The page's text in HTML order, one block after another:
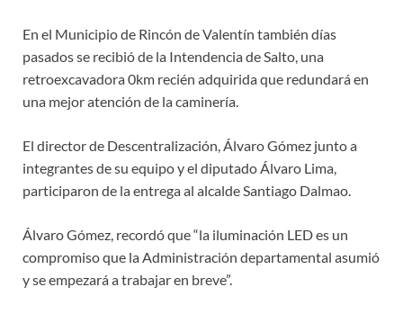
En el Municipio de Rincón de Valentín también días
pasados se recibió de la Intendencia de Salto, una
retroexcavadora 0km recién adquirida que redundará en
una mejor atención de la caminería.
El director de Descentralización, Álvaro Gómez junto a
integrantes de su equipo y el diputado Álvaro Lima,
participaron de la entrega al alcalde Santiago Dalmao.
Álvaro Gómez, recordó que “la iluminación LED es un
compromiso que la Administración departamental asumió
y se empezará a trabajar en breve”.